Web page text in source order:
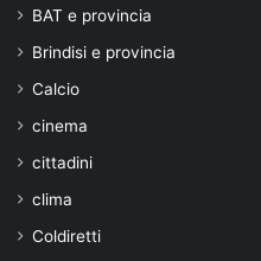
BAT e provincia
Brindisi e provincia
Calcio
cinema
cittadini
clima
Coldiretti